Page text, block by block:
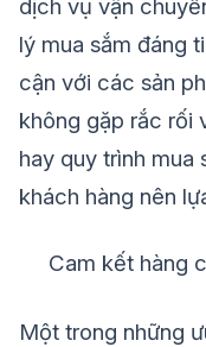
dịch vụ vận
lý mua sắm đáng
cận với các sản
không gặp rắc rối
hay quy trình mua
khách hàng nên
Cam kết hàng
Một trong những